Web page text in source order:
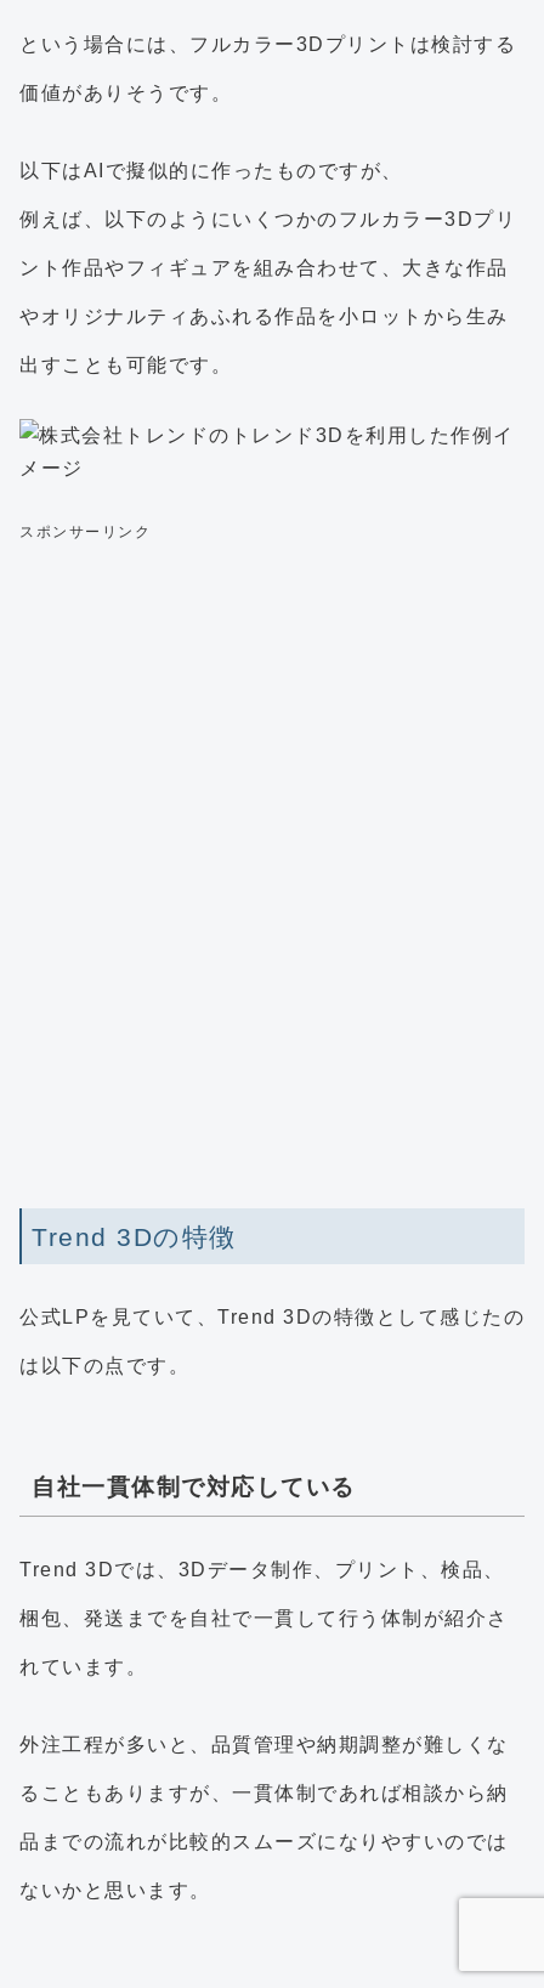
という場合には、フルカラー3Dプリントは検討する
価値がありそうです。
以下はAIで擬似的に作ったものですが、
例えば、以下のようにいくつかのフルカラー3Dプリ
ント作品やフィギュアを組み合わせて、大きな作品
やオリジナルティあふれる作品を小ロットから生み
出すことも可能です。
スポンサーリンク
Trend 3Dの特徴
公式LPを見ていて、Trend 3Dの特徴として感じたの
は以下の点です。
自社一貫体制で対応している
Trend 3Dでは、3Dデータ制作、プリント、検品、
梱包、発送までを自社で一貫して行う体制が紹介さ
れています。
外注工程が多いと、品質管理や納期調整が難しくな
ることもありますが、一貫体制であれば相談から納
品までの流れが比較的スムーズになりやすいのでは
ないかと思います。